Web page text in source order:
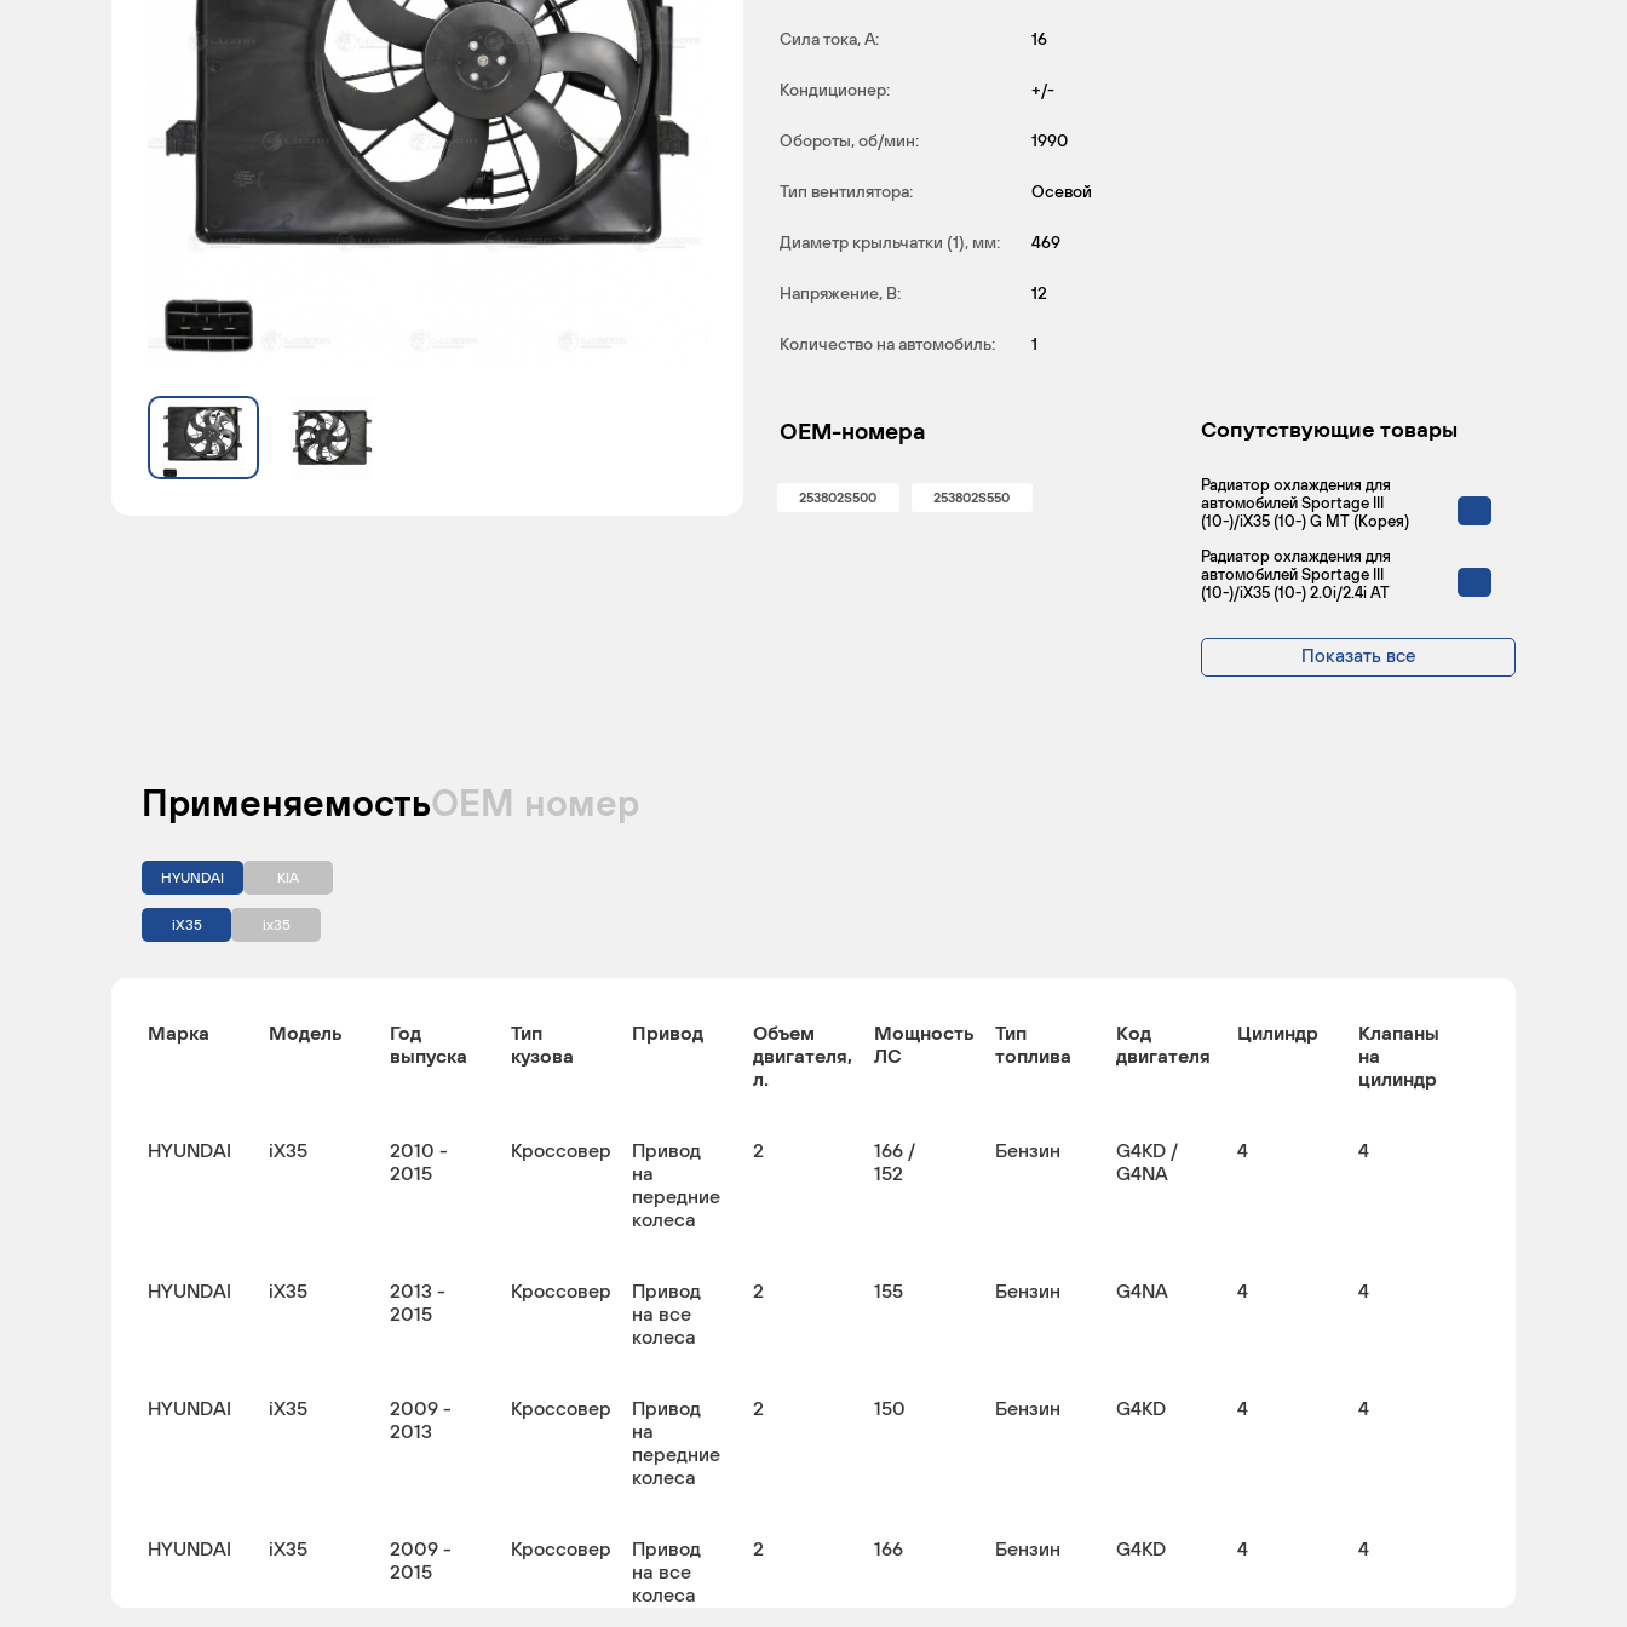
Сила тока, А: 16
Кондиционер: +/-
Обороты, об/мин: 1990
Тип вентилятора: Осевой
Диаметр крыльчатки (1), мм: 469
Напряжение, В: 12
Количество на автомобиль: 1
OEM-номера
253802S500 253802S550
Сопутствующие товары
Радиатор охлаждения для
автомобилей Sportage III
(10-)/iX35 (10-) G MT (Корея)
Радиатор охлаждения для
автомобилей Sportage III
(10-)/iX35 (10-) 2.0i/2.4i AT
Показать все
ПрименяемостьОЕМ номер
HYUNDAI KIA
iX35 ix35
Марка Модель
Год
выпуска
Тип
кузова
Привод
Объем
двигателя,
л.
Мощность
ЛС
Тип
топлива
Код
двигателя
Цилиндр
Клапаны
на
цилиндр
HYUNDAI iX35
2010 -
2015
Кроссовер
Привод
на
передние
колеса
2
166 /
152
Бензин
G4KD /
G4NA
4 4
HYUNDAI iX35
2013 -
2015
Кроссовер
Привод
на все
колеса
2 155 Бензин G4NA 4 4
HYUNDAI iX35
2009 -
2013
Кроссовер
Привод
на
передние
колеса
2 150 Бензин G4KD 4 4
HYUNDAI iX35
2009 -
2015
Кроссовер
Привод
на все
колеса
2 166 Бензин G4KD 4 4